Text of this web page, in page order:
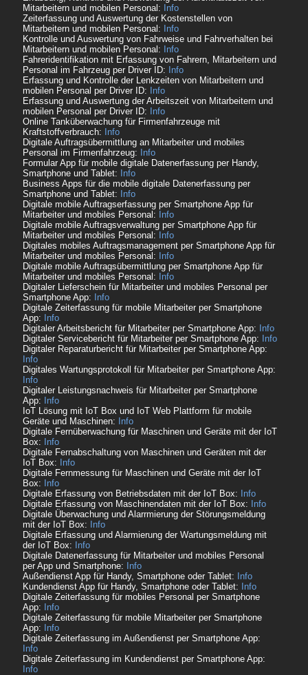
Mitarbeitern und mobilen Personal: Info
Zeiterfassung und Auswertung der Kostenstellen von
Mitarbeitern und mobilen Personal: Info
Kontrolle und Auswertung von Fahrweise und Fahrverhalten bei
Mitarbeitern und mobilen Personal: Info
Fahreridentifikation mit Erfassung von Fahrern, Mitarbeitern und
Personal im Fahrzeug per Driver ID: Info
Erfassung und Kontrolle der Lenkzeiten von Mitarbeitern und
mobilen Personal per Driver ID: Info
Erfassung und Auswertung der Arbeitszeit von Mitarbeitern und
mobilen Personal per Driver ID: Info
Online Tanküberwachung für Firmenfahrzeuge mit
Kraftstoffverbrauch: Info
Digitale Auftragsübermittlung an Mitarbeiter und mobiles
Personal im Firmenfahrzeug: Info
Formular App für mobile digitale Datenerfassung per Handy,
Smartphone und Tablet: Info
Business Apps für die mobile digitale Datenerfassung per
Smartphone und Tablet: Info
Digitale mobile Auftragserfassung per Smartphone App für
Mitarbeiter und mobiles Personal: Info
Digitale mobile Auftragsverwaltung per Smartphone App für
Mitarbeiter und mobiles Personal: Info
Digitales mobiles Auftragsmanagement per Smartphone App für
Mitarbeiter und mobiles Personal: Info
Digitale mobile Auftragsübermittlung per Smartphone App für
Mitarbeiter und mobiles Personal: Info
Digitaler Lieferschein für Mitarbeiter und mobiles Personal per
Smartphone App: Info
Digitale Zeiterfassung für mobile Mitarbeiter per Smartphone
App: Info
Digitaler Arbeitsbericht für Mitarbeiter per Smartphone App: Info
Digitaler Servicebericht für Mitarbeiter per Smartphone App: Info
Digitaler Reparaturbericht für Mitarbeiter per Smartphone App:
Info
Digitales Wartungsprotokoll für Mitarbeiter per Smartphone App:
Info
Digitaler Leistungsnachweis für Mitarbeiter per Smartphone
App: Info
IoT Lösung mit IoT Box und IoT Web Plattform für mobile
Geräte und Maschinen: Info
Digitale Fernüberwachung für Maschinen und Geräte mit der IoT
Box: Info
Digitale Fernabschaltung von Maschinen und Geräten mit der
IoT Box: Info
Digitale Fernmessung für Maschinen und Geräte mit der IoT
Box: Info
Digitale Erfassung von Betriebsdaten mit der IoT Box: Info
Digitale Erfassung von Maschinendaten mit der IoT Box: Info
Digitale Überwachung und Alarrmierung der Störungsmeldung
mit der IoT Box: Info
Digitale Erfassung und Alarmierung der Wartungsmeldung mit
der IoT Box: Info
Digitale Datenerfassung für Mitarbeiter und mobiles Personal
per App und Smartphone: Info
Außendienst App für Handy, Smartphone oder Tablet: Info
Kundendienst App für Handy, Smartphone oder Tablet: Info
Digitale Zeiterfassung für mobiles Personal per Smartphone
App: Info
Digitale Zeiterfassung für mobile Mitarbeiter per Smartphone
App: Info
Digitale Zeiterfassung im Außendienst per Smartphone App:
Info
Digitale Zeiterfassung im Kundendienst per Smartphone App:
Info